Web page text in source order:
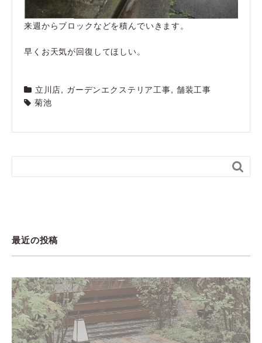
来週からブロックなどを積んでいきます。
早くお天気が回復してほしい。
立川店, ガーデンエクステリア工事, 舗装工事
菊池

最近の投稿